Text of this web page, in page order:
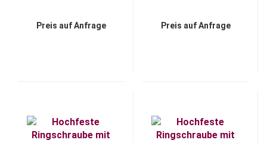
Preis auf Anfrage Preis auf Anfrage